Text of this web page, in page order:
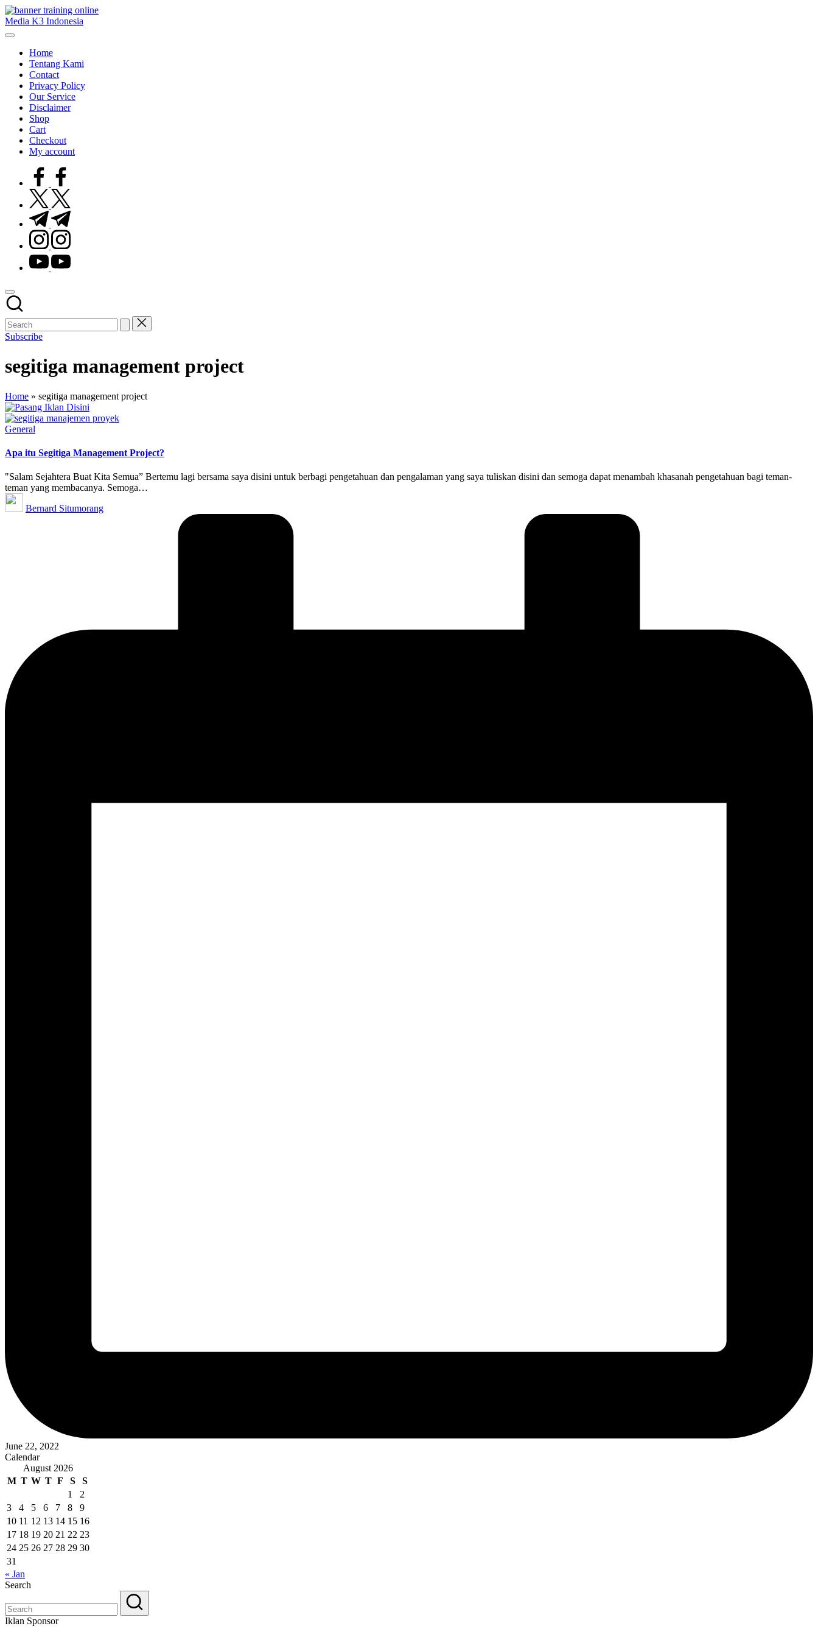
Skip
to
content
Media K3 Indonesia
Media
Seputar
Dunia
K3LH
Home
Tentang Kami
Contact
Privacy Policy
Our Service
Disclaimer
Shop
Cart
Checkout
My account
facebook.com
twitter.com
t.me
instagram.com
youtube.com
Subscribe
segitiga management project
Home » segitiga management project
Posted
General
Apa itu Segitiga Management Project?
"Salam Sejahtera Buat Kita Semua” Bertemu lagi bersama saya disini untuk berbagi pengetahuan dan pengalaman yang saya tuliskan disini dan semoga dapat menambah khasanah pengetahuan bagi teman-
teman yang membacanya. Semoga…
Posted
by
Bernard Situmorang
June 22, 2022
Calendar
August 2026
M T W T F S
S
1
2
3
4 5 6 7 8
9
10 11 12 13 14 15 16
17 18 19 20 21 22 23
24 25 26 27 28 29 30
31
« Jan
Search
Iklan Sponsor